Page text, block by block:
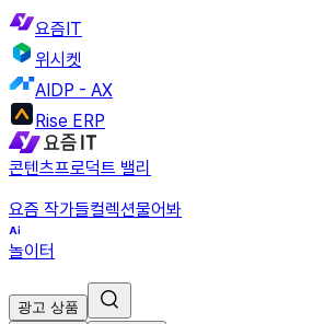
요즘IT
위시켓
AIDP - AX
Rise ERP
콘텐츠프로덕트 밸리
요즘 작가들컬렉션물어봐
놀이터
광고 상품